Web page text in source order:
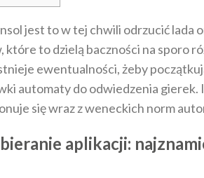
jest to w tej chwili odrzucić
to dzielą baczności na sporo
ewentualności, żeby
automaty do odwiedzenia
się wraz z weneckich norm
aplikacji: